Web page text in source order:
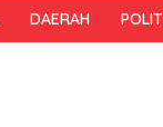
DAERAH